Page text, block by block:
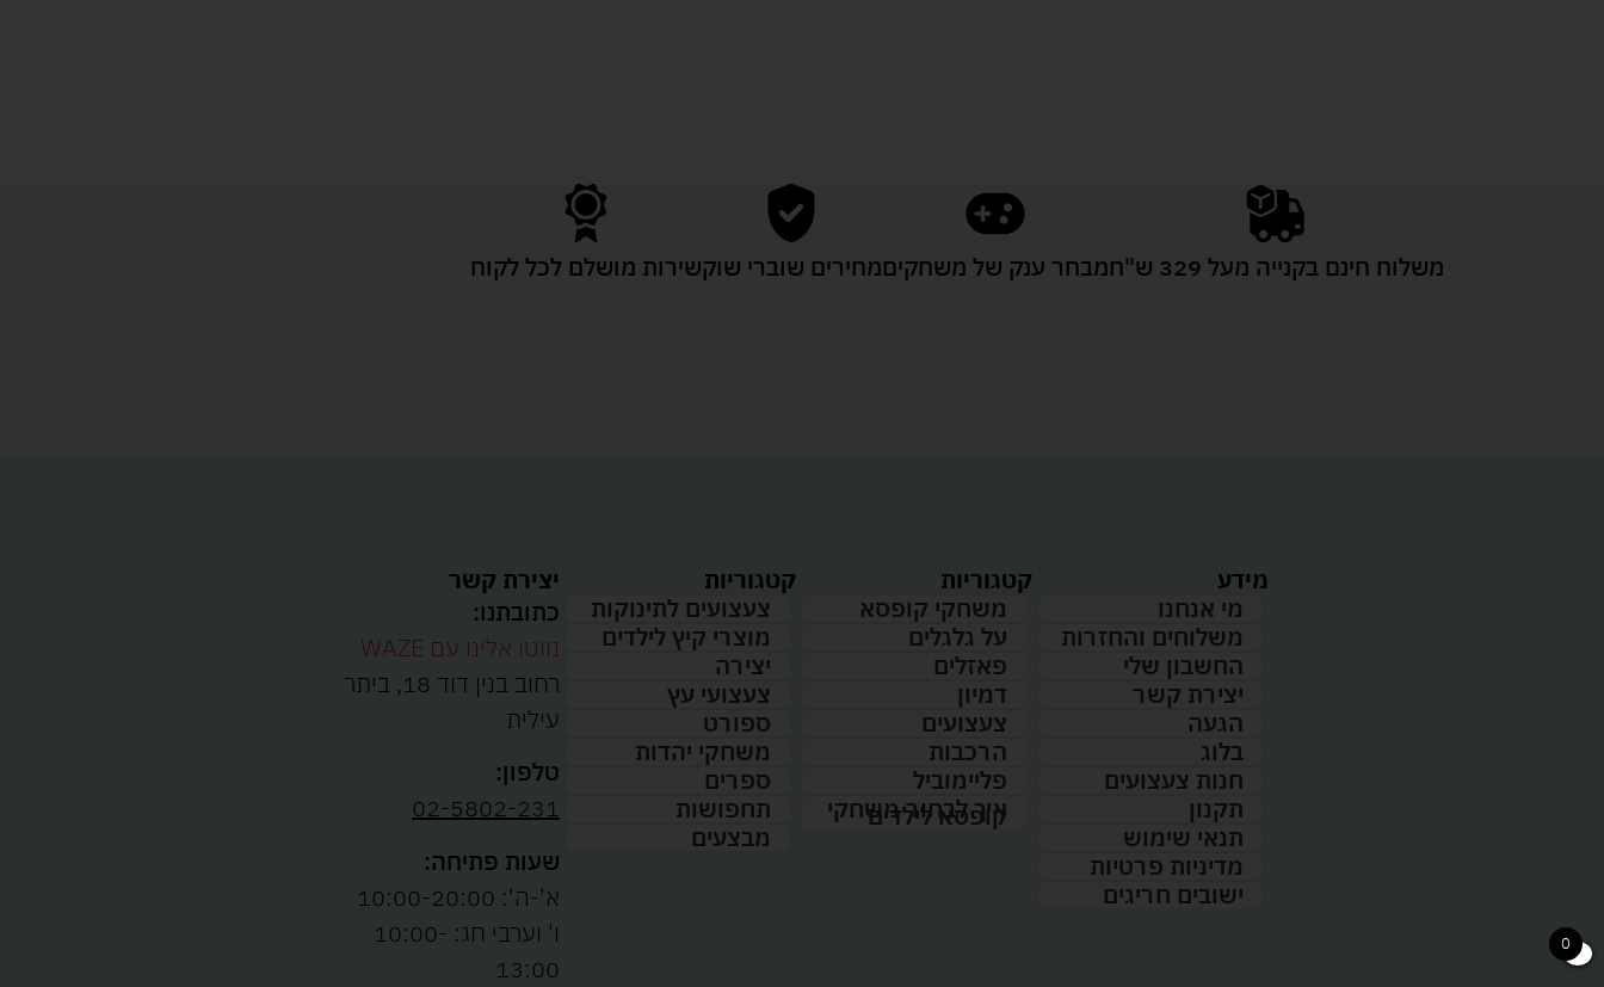
משלוח חינם בקנייה מעל 329 ש"ח מבחר ענק של משחקיםמחירים שוברי שוקשירות מושלם לכל לקוח
מידע
מי אנחנו
משלוחים והחזרות
החשבון שלי
יצירת קשר
הגעה
בלוג
חנות צעצועים
תקנון
תנאי שימוש
מדיניות פרטיות
ישובים חריגים
קטגוריות
משחקי קופסא
על גלגלים
פאזלים
דמיון
צעצועים
הרכבות
פליימוביל
איך לבחור משחקי
קופסא לילדים
קטגוריות
צעצועים לתינוקות
מוצרי קיץ לילדים
יצירה
צעצועי עץ
ספורט
משחקי יהדות
ספרים
תחפושות
מבצעים
יצירת קשר
כתובתנו:
נווטו אלינו עם WAZE
רחוב בנין דוד 18, ביתר
עילית
טלפון:
02-5802-231
שעות פתיחה:
א'-ה': 10:00-20:00
ו' וערבי חג: 10:00-
13:00
0